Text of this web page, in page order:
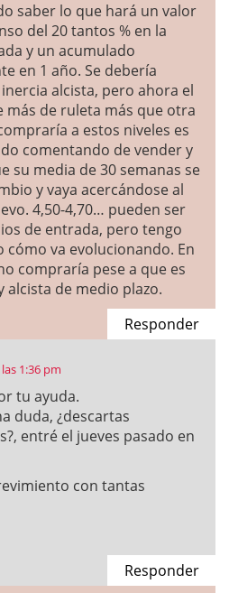
saber lo que hará un valor
del 20 tantos % en la
y un acumulado
en 1 año. Se debería
alcista, pero ahora el
más de ruleta más que otra
a estos niveles es
comentando de vender y
su media de 30 semanas se
y vaya acercándose al
4,50-4,70… pueden ser
de entrada, pero tengo
cómo va evolucionando. En
compraría pese a que es
alcista de medio plazo.
Responder
1:36 pm
tu ayuda.
duda, ¿descartas
entré el jueves pasado en
con tantas
Responder